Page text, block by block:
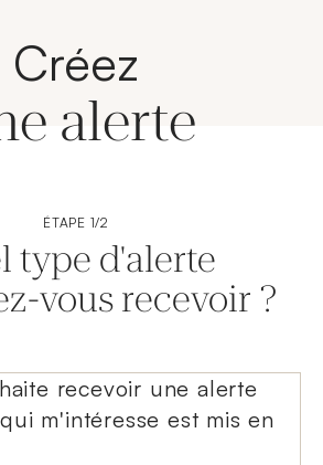
Créez
alerte
ÉTAPE 1/2
type d'alerte
vous recevoir ?
recevoir une alerte
m'intéresse est mis en